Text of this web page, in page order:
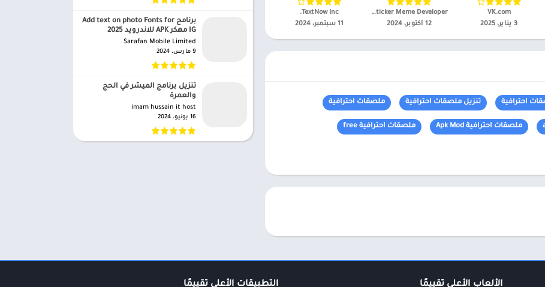
VK.com‏
3 يناير، 2025
Personal Sticker Meme Developer‏
12 أكتوبر، 2024
2025
TextNow Inc.‏
11 سبتمبر، 2024
احترافية تنزيل ملصقات احترافية ملصقات احترافية
ملصقات احترافية Apk Mod ملصقات احترافية free
برنامج Add text on photo Fonts for
IG مهكر APK للاندرويد 2025
Sarafan Mobile Limited‏
9 مارس، 2024
تنزيل برنامج الميسّر في الحج
والعمرة
imam hussain it host‏
16 يونيو، 2024
التطبيقات الأعلى تقييمًا الألعاب الأعلى تقييمًا